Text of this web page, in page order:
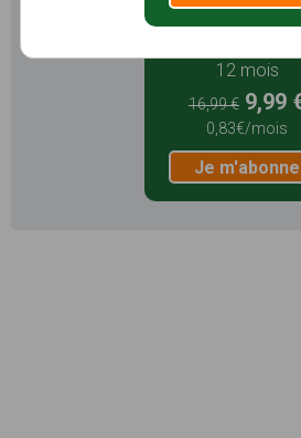
12 mois
16,99 € 9,99
0,83€/mois
Je m'abonne